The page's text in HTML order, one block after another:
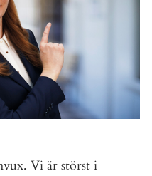
Vi är störst i